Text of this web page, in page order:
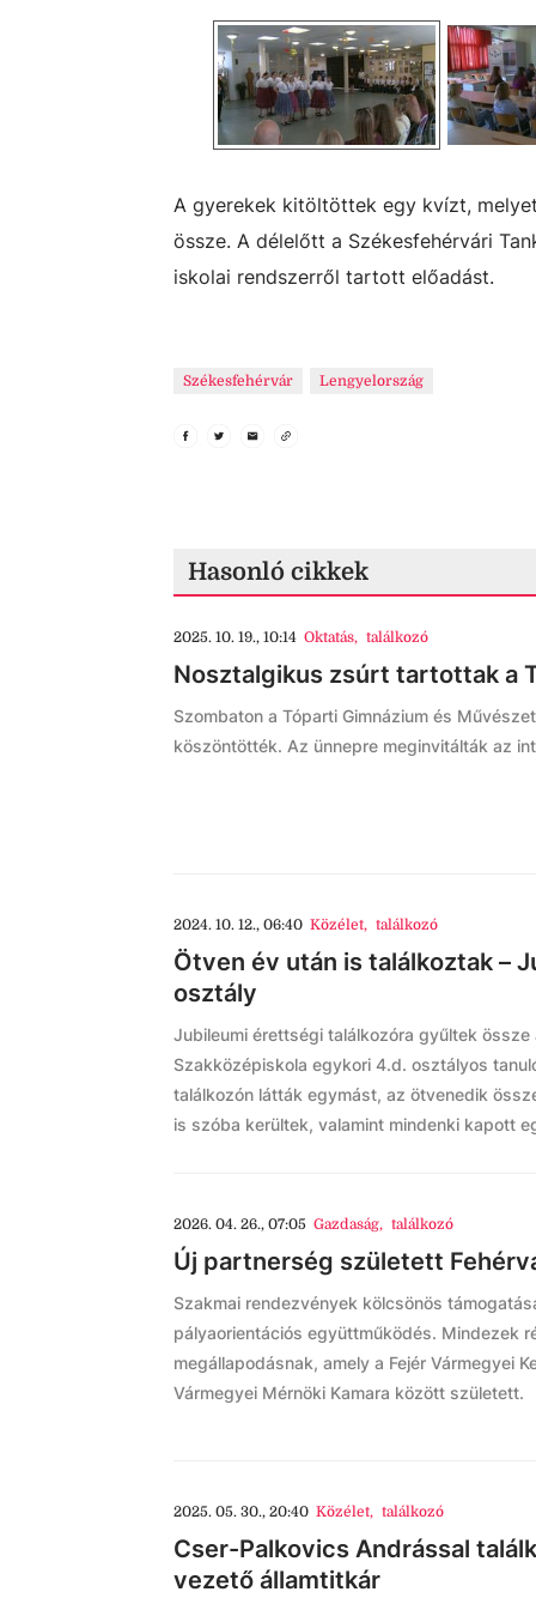
A gyerekek kitöltöttek egy kvízt,
össze. A délelőtt a Székesfehérvári
iskolai rendszerről tartott előadást.
Székesfehérvár Lengyelország
Hasonló cikkek
2025. 10. 19., 10:14 Oktatás, találkozó
Nosztalgikus zsúrt tartottak a
Szombaton a Tóparti Gimnázium és
köszöntötték. Az ünnepre meginvitálták az
2024. 10. 12., 06:40 Közélet, találkozó
Ötven év után is találkoztak –
osztály
Jubileumi érettségi találkozóra gyűltek
Szakközépiskola egykori 4.d. osztályos
találkozón látták egymást, az ötvenedik
is szóba kerültek, valamint mindenki kapott
2026. 04. 26., 07:05 Gazdaság, találkozó
Új partnerség született
Szakmai rendezvények kölcsönös
pályaorientációs együttműködés. Mindezek
megállapodásnak, amely a Fejér Vármegyei
Vármegyei Mérnöki Kamara között született.
2025. 05. 30., 20:40 Közélet, találkozó
Cser-Palkovics Andrással
vezető államtitkár